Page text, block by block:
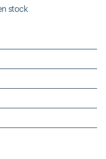
stock